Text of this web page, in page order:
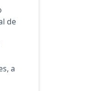
de
a